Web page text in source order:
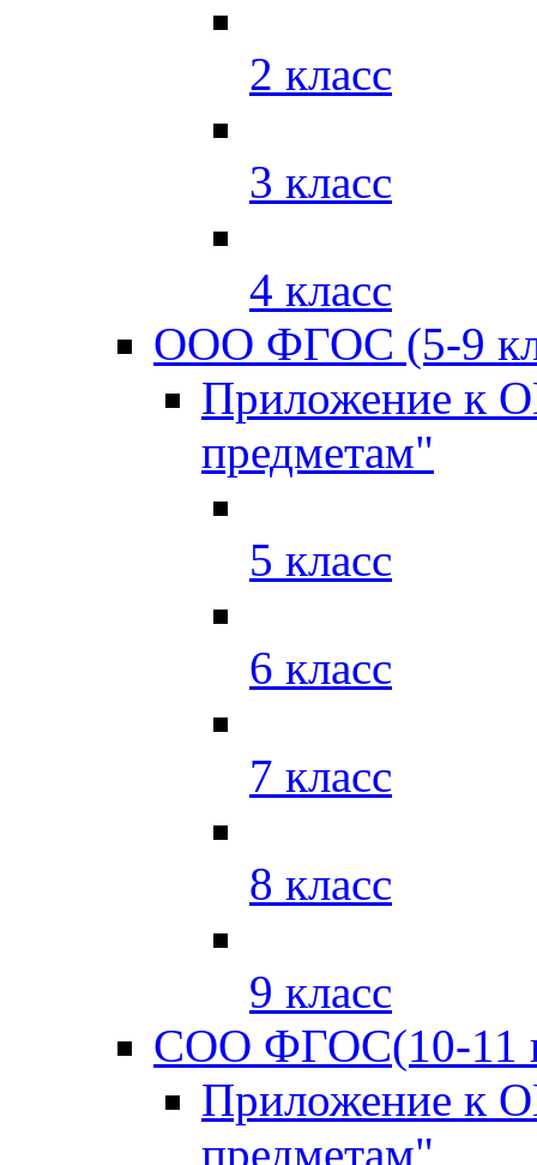
2 класс
3 класс
4 класс
ООО ФГОС (5-9
Приложение к
предметам"
5 класс
6 класс
7 класс
8 класс
9 класс
СОО ФГОС(10-11
Приложение к
предметам"